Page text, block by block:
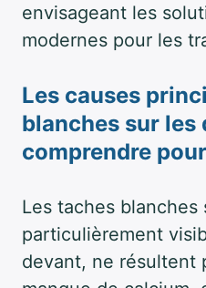
envisageant les
modernes pour les
Les causes
blanches sur les
comprendre
Les taches blanches
particulièrement
devant, ne résultent